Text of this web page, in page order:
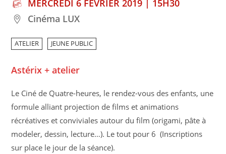
MERCREDI 6 FÉVRIER 2019 | 15H30
Cinéma LUX
ATELIER JEUNE PUBLIC
Astérix + atelier
Le Ciné de Quatre-heures, le rendez-vous des enfants, une
formule alliant projection de films et animations
récréatives et conviviales autour du film (origami, pâte à
modeler, dessin, lecture…). Le tout pour 6  (Inscriptions
sur place le jour de la séance).